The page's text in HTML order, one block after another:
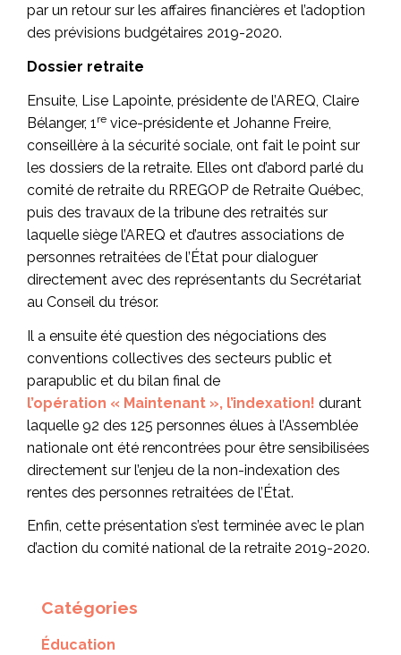
par un retour sur les affaires financières et l’adoption
des prévisions budgétaires 2019-2020.
Dossier retraite
Ensuite, Lise Lapointe, présidente de l’AREQ, Claire
Bélanger, 1re vice-présidente et Johanne Freire,
conseillère à la sécurité sociale, ont fait le point sur
les dossiers de la retraite. Elles ont d’abord parlé du
comité de retraite du RREGOP de Retraite Québec,
puis des travaux de la tribune des retraités sur
laquelle siège l’AREQ et d’autres associations de
personnes retraitées de l’État pour dialoguer
directement avec des représentants du Secrétariat
au Conseil du trésor.
Il a ensuite été question des négociations des
conventions collectives des secteurs public et
parapublic et du bilan final de
l’opération « Maintenant », l’indexation! durant
laquelle 92 des 125 personnes élues à l’Assemblée
nationale ont été rencontrées pour être sensibilisées
directement sur l’enjeu de la non-indexation des
rentes des personnes retraitées de l’État.
Enfin, cette présentation s’est terminée avec le plan
d’action du comité national de la retraite 2019-2020.
Catégories
Éducation